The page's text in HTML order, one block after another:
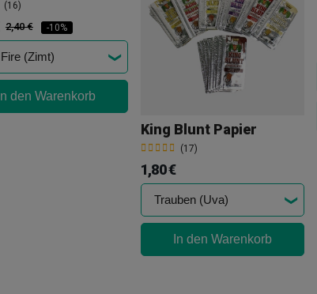
(16)
2,40 € -10%
In den Warenkorb
King Blunt Papier
(17)
1,80 €
In den Warenkorb